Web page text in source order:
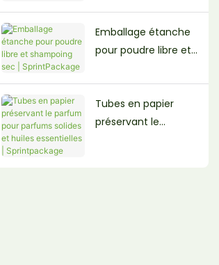
beauté
Emballage étanche
pour poudre libre et
SprintPackage
Tubes en papier
préservant le